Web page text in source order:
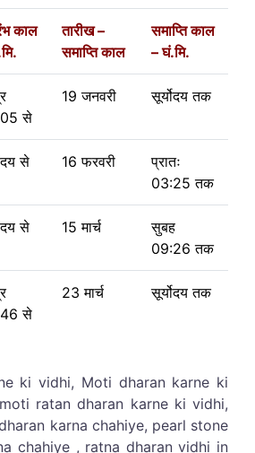
काल
तारीख –
समाप्ति काल
समाप्ति काल
– घं.मि.
से
19 जनवरी सूर्योदय तक
से 16 फरवरी
प्रातः
03:25 तक
से 15 मार्च
सुबह
09:26 तक
से
23 मार्च सूर्योदय तक
ki vidhi, Moti dharan karne ki
ratan dharan karne ki vidhi,
karna chahiye, pearl stone
chahiye , ratna dharan vidhi in